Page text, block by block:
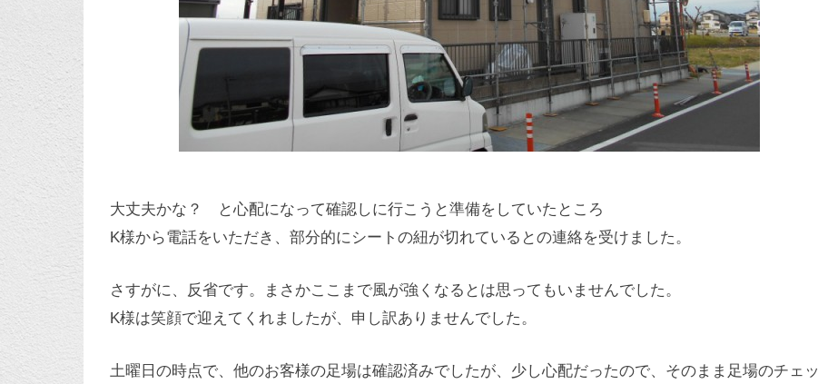
大丈夫かな？ と心配になって確認しに行こうと準備をしていたところ
K様から電話をいただき、部分的にシートの紐が切れているとの連絡を受けました。
さすがに、反省です。まさかここまで風が強くなるとは思ってもいませんでした。
K様は笑顔で迎えてくれましたが、申し訳ありませんでした。
土曜日の時点で、他のお客様の足場は確認済みでしたが、少し心配だったので、そのまま足場のチェッ